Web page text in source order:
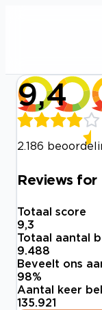
9,4
2.186
Reviews for
Totaal score
9,3
Totaal aantal
9.488
Beveelt ons
98%
Aantal keer
135.921